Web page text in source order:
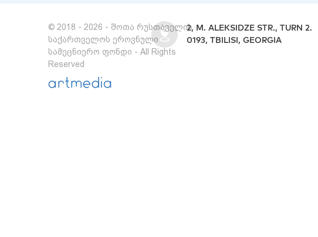
© 2018 - 2026 - შოთა რუსთაველის
საქართველოს ეროვნული
სამეცნიერო ფონდი - All Rights
Reserved
2, M. ALEKSIDZE STR., TURN 2.
0193, TBILISI, GEORGIA